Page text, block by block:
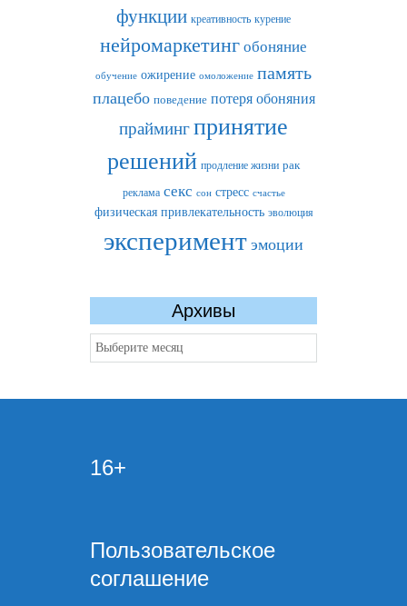
функции креативность курение
нейромаркетинг обоняние
обучение ожирение омоложение память
плацебо поведение потеря обоняния
праймингпринятие
решений продление жизни рак
реклама секс сон стресс счастье
физическая привлекательность эволюция
эксперимент эмоции
Архивы
Архивы
16+
Пользовательское
соглашение